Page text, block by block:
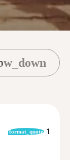
format_quote 1